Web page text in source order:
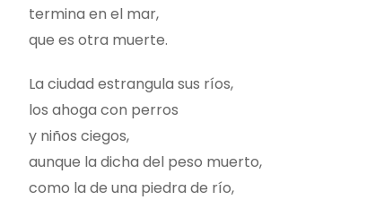
termina en el mar,
que es otra muerte.
La ciudad estrangula sus ríos,
los ahoga con perros
y niños ciegos,
aunque la dicha del peso muerto,
como la de una piedra de río,